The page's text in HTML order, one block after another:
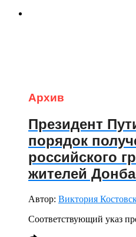
Архив
Президент
порядок
российского
жителей
Автор: Виктория
Соответствующий указ